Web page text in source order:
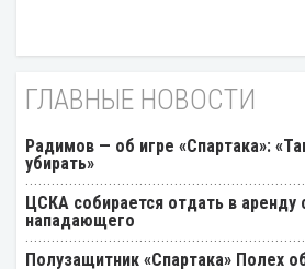
ГЛАВНЫЕ НОВОСТИ
Радимов — об игре «Спартака»:
убирать»
ЦСКА собирается отдать в аренду
нападающего
Полузащитник «Спартака» Полех